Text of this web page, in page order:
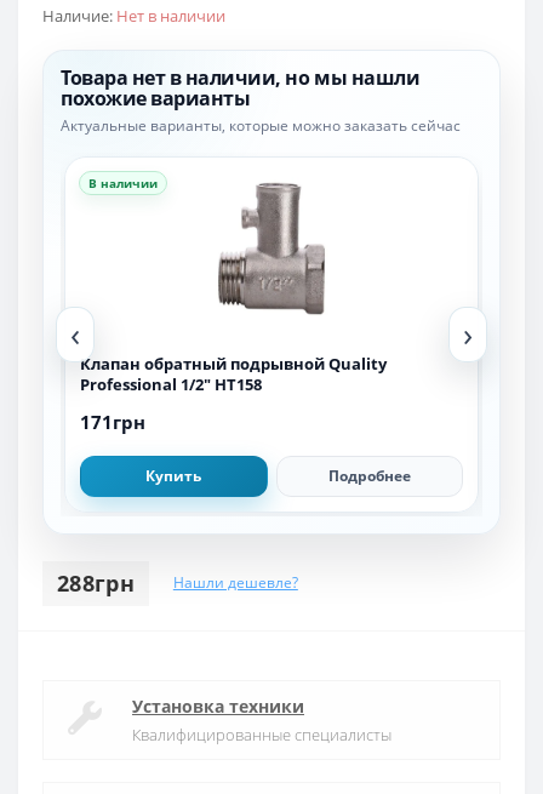
Наличие: Нет в наличии
Товара нет в наличии, но мы нашли
похожие варианты
Актуальные варианты, которые можно заказать сейчас
‹
В наличии
Клапан обратный подрывной Quality
Professional 1/2″ HT158
171грн
Купить Подробнее
›
288грн Нашли дешевле?
Установка техники
Квалифицированные специалисты